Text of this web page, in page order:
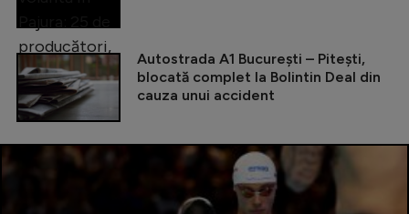
Autostrada A1 București – Pitești,
blocată complet la Bolintin Deal din
cauza unui accident